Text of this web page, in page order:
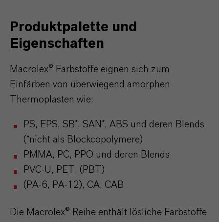
Produktpalette und
Eigenschaften
Macrolex® Farbstoffe eignen sich zum
Einfärben von überwiegend amorphen
Thermoplasten wie:
PS, EPS, SB*, SAN*, ABS und deren Blends
(*nicht als Blockcopolymere)
PMMA, PC, PPO und deren Blends
PVC-U, PET, (PBT)
(PA-6, PA-12), CA, CAB
Die Macrolex® Reihe enthält lösliche Farbstoffe